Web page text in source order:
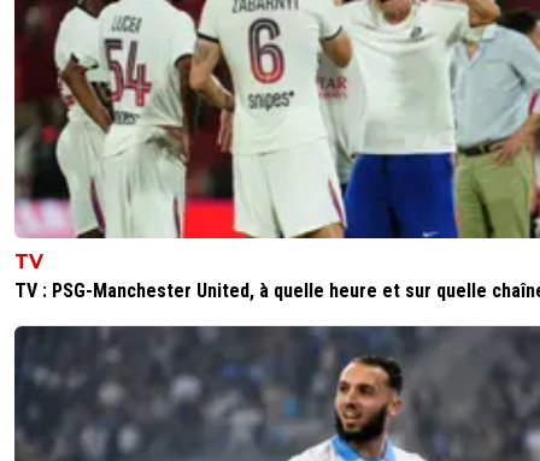
Taurus.D 08 juillet 2026 à 16:30 268
Ce ne sont que des sentiments de gros incidents,
nous prendre pour des cons, on n'y croit pas à vos
limite, ce seront des hooligans anglais.
0+ Répondre
08 juillet 2026 à 18:10 +2161
habitude.
0+ Répondre
TV
TV : PSG-Manchester United, à quelle heure et sur quelle